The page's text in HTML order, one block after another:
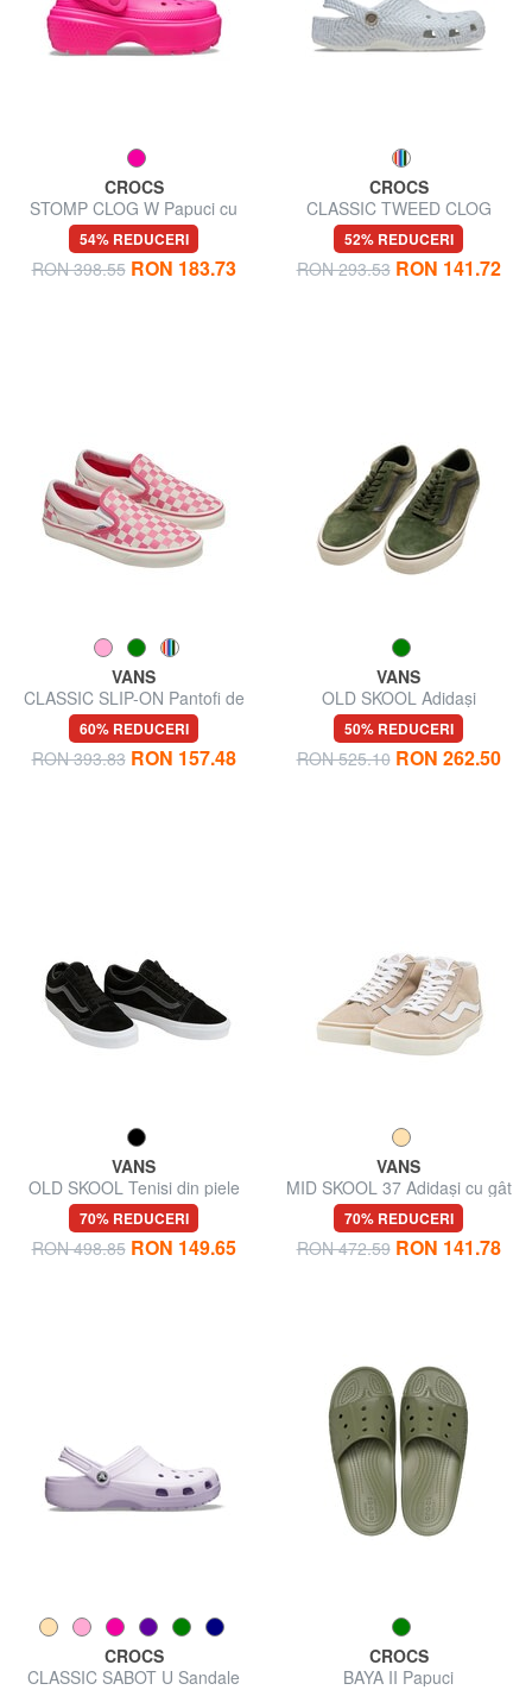
CROCS
STOMP CLOG W Papuci cu
platformă și saboți
54% REDUCERI
RON 398.55 RON 183.73
CROCS
CLASSIC TWEED CLOG
Sabot de papuci
52% REDUCERI
RON 293.53 RON 141.72
VANS
CLASSIC SLIP-ON Pantofi de
pânză
60% REDUCERI
RON 393.83 RON 157.48
VANS
OLD SKOOL Adidași
50% REDUCERI
RON 525.10 RON 262.50
VANS
OLD SKOOL Tenisi din piele
intoarsa
70% REDUCERI
RON 498.85 RON 149.65
VANS
MID SKOOL 37 Adidași cu gât
înalt din piele de căprioară
70% REDUCERI
RON 472.59 RON 141.78
CROCS
CLASSIC SABOT U Sandale
CROCS
BAYA II Papuci